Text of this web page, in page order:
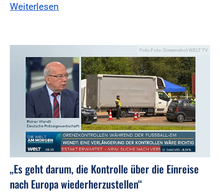
Weiterlesen
Foto:Foto: Screenshot WELT TV
„Es geht darum, die Kontrolle über die Einreise
nach Europa wiederherzustellen“